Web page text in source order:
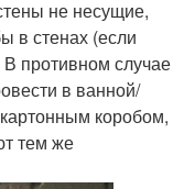
не несущие,
в стенах (если
противном случае
в ванной/
коробом,
тем же